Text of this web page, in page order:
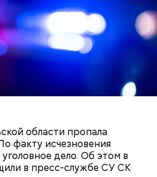
области пропала
факту исчезновения
дело. Об этом в
в пресс-службе СУ СК
лет лишения свободы.
по Московской области
в бутылку
некие